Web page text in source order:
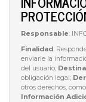
Responsable:
Finalidad:
enviarle la
del usuario;
obligación legal;
otros derechos,
Información